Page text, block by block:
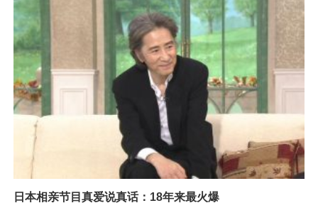
日本相亲节目真爱说真话：18年来最火爆